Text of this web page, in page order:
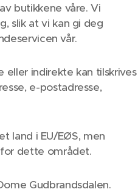
butikkene våre. Vi
slik at vi kan gi deg
vår.
eller indirekte kan tilskrives
e-postadresse,
land i EU/EØS, men
dette området.
Gudbrandsdalen.